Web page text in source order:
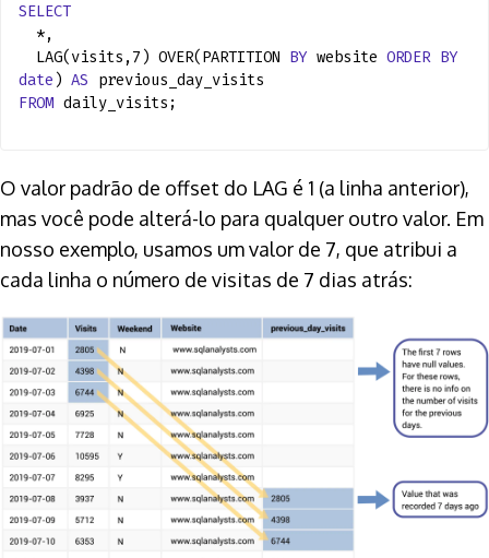
SELECT
*,
LAG(visits,7) OVER(PARTITION BY website ORDER BY
date ) AS previous_day_visits
FROM daily_visits;
O valor padrão de offset do LAG é 1 (a linha anterior),
mas você pode alterá-lo para qualquer outro valor. Em
nosso exemplo, usamos um valor de 7, que atribui a
cada linha o número de visitas de 7 dias atrás: